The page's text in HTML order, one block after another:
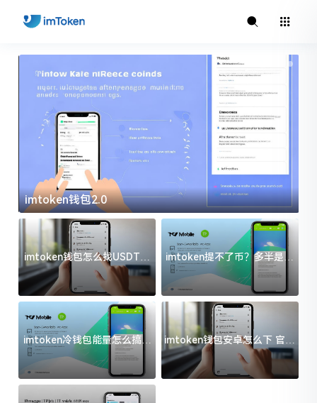
imtoken钱包2.0
imtoken钱包怎么找USDT地
址？三步搞定不踩坑
imtoken提不了币？多半是这
几件事没处理好
imtoken冷钱包能量怎么搞？
过来人告诉你门道
imtoken钱包安卓怎么下 官方
渠道避坑指南